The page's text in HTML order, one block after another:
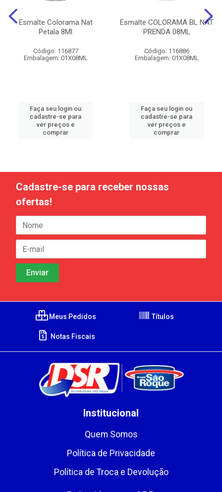
Esmalte Colorama Nat
Petala 8Ml
Código: 116877
Embalagem: 01X08ML
Faça seu login ou
cadastre-se para
ver preços e
comprar
Esmalte COLORAMA BL NAT
PRENDA 08ML
Código: 116886
Embalagem: 01X08ML
Faça seu login ou
cadastre-se para
ver preços e
comprar
Cadastre-se para receber nossas
ofertas!
Meus Pedidos Títulos
Notas Fiscais
Institucional
Quem Somos
Política de Privacidade
Política de Troca e Devolução